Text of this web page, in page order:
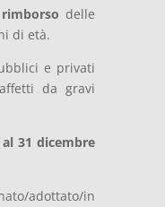
rimborso delle
di età.
e privati
da gravi
31 dicembre
adottato/in